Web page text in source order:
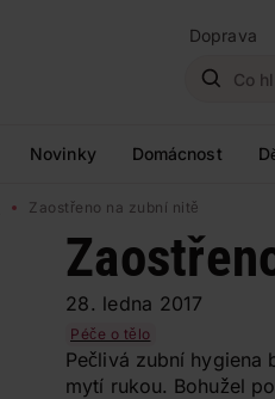
Doprava
Novinky Domácnost
Zaostřeno na zubní nitě
28. ledna 2017
Péče o tělo
Pečlivá zubní hygiena
mytí rukou. Bohužel